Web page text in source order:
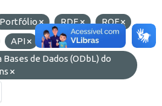
Portfólio RDE
ROF
API
Licenças:
de Dados (ODbL) do